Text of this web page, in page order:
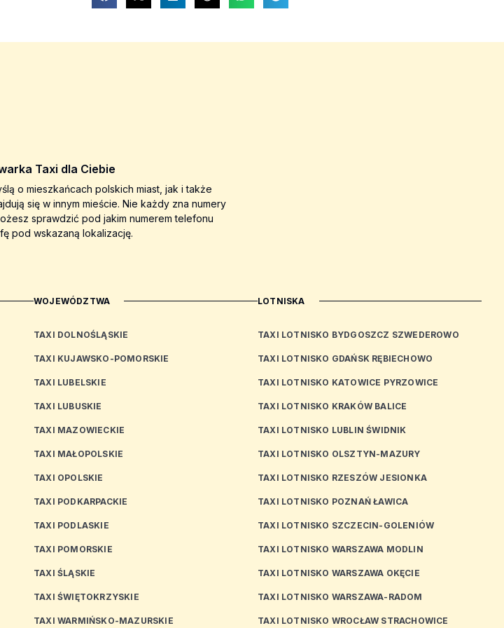
Taxi dla Ciebie
o mieszkańcach polskich miast, jak i także
się w innym mieście. Nie każdy zna numery
sprawdzić pod jakim numerem telefonu
pod wskazaną lokalizację.
WOJEWÓDZTWA
TAXI DOLNOŚLĄSKIE
TAXI KUJAWSKO-POMORSKIE
TAXI LUBELSKIE
TAXI LUBUSKIE
TAXI MAZOWIECKIE
TAXI MAŁOPOLSKIE
TAXI OPOLSKIE
TAXI PODKARPACKIE
TAXI PODLASKIE
TAXI POMORSKIE
TAXI ŚLĄSKIE
TAXI ŚWIĘTOKRZYSKIE
TAXI WARMIŃSKO-MAZURSKIE
LOTNISKA
TAXI LOTNISKO BYDGOSZCZ SZWEDEROWO
TAXI LOTNISKO GDAŃSK RĘBIECHOWO
TAXI LOTNISKO KATOWICE PYRZOWICE
TAXI LOTNISKO KRAKÓW BALICE
TAXI LOTNISKO LUBLIN ŚWIDNIK
TAXI LOTNISKO OLSZTYN-MAZURY
TAXI LOTNISKO RZESZÓW JESIONKA
TAXI LOTNISKO POZNAŃ ŁAWICA
TAXI LOTNISKO SZCZECIN-GOLENIÓW
TAXI LOTNISKO WARSZAWA MODLIN
TAXI LOTNISKO WARSZAWA OKĘCIE
TAXI LOTNISKO WARSZAWA-RADOM
TAXI LOTNISKO WROCŁAW STRACHOWICE